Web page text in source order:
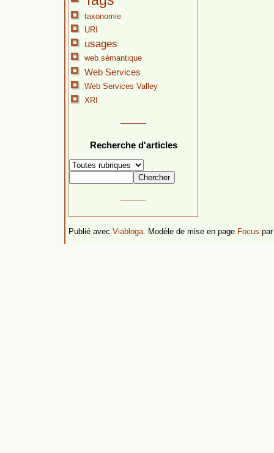
taxonomie
URI
usages
web sémantique
Web Services
Web Services Valley
XRI
Recherche d'articles
Publié avec Viabloga. Modèle de mise en page Focus